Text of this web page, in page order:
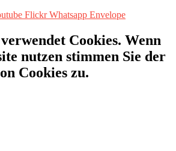
Flickr Whatsapp Envelope
Cookies. Wenn
nutzen stimmen Sie der
Cookies zu.